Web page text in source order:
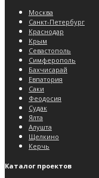
Москва
Санкт-Петербург
Краснодар
Крым
Севастополь
Симферополь
Бахчисарай
Евпатория
Саки
Феодосия
Судак
Ялта
Алушта
Щелкино
Керчь
Каталог проектов